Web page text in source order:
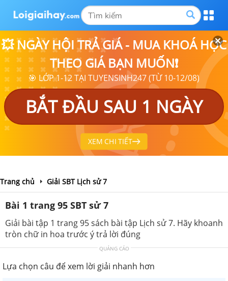
💥 NGÀY HỘI TRẢ GIÁ - MUA KHOÁ HỌC
THEO GIÁ BẠN MUỐN❗
🎯 LỚP 1-12 TẠI TUYENSINH247 (TỪ 10-12/08)
BẮT ĐẦU SAU 1 NGÀY
XEM CHI TIẾT
Trang chủ Giải SBT Lịch sử 7
Bài 1 trang 95 SBT sử 7
Giải bài tập 1 trang 95 sách bài tập Lịch sử 7. Hãy khoanh
tròn chữ in hoa trước ý trả lời đúng
QUẢNG CÁO
Lựa chọn câu để xem lời giải nhanh hơn